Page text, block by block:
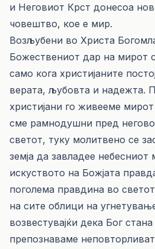
и Неговиот Крст донесоа
човештво, кое е мир.
Возљубени во Христа
Божествениот дар на мирот
само кога христијаните
верата, љубовта и надежта.
христијани го живееме
сме рамнодушни пред
светот, туку молитвено се
земја да завладее небесниот
искуството на Божјата
поголема правдина во
на сите облици на
возвестувајќи дека Бог стана
препознаваме